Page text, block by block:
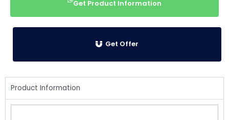
Get Product Information
Get Offer
Product Information